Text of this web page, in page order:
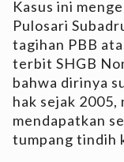
Kasus ini
Pulosari
tagihan PBB
terbit SHGB
bahwa dirinya
hak sejak 2005,
mendapatkan
tumpang tindih